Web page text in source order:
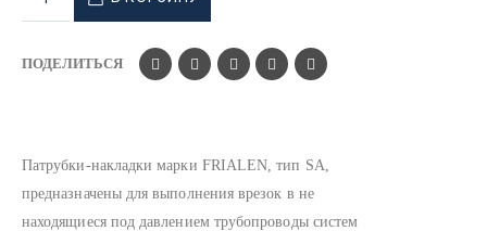
ПОДЕЛИТЬСЯ
Патрубки-накладки марки FRIALEN, тип SA,
предназначены для выполнения врезок в не
находящиеся под давлением трубопроводы систем